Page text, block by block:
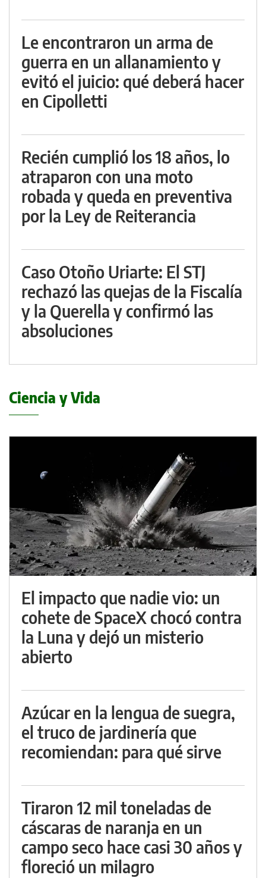
Le encontraron un arma de
guerra en un allanamiento y
evitó el juicio: qué deberá hacer
en Cipolletti
Recién cumplió los 18 años, lo
atraparon con una moto
robada y queda en preventiva
por la Ley de Reiterancia
Caso Otoño Uriarte: El STJ
rechazó las quejas de la Fiscalía
y la Querella y confirmó las
absoluciones
Ciencia y Vida
El impacto que nadie vio: un
cohete de SpaceX chocó contra
la Luna y dejó un misterio
abierto
Azúcar en la lengua de suegra,
el truco de jardinería que
recomiendan: para qué sirve
Tiraron 12 mil toneladas de
cáscaras de naranja en un
campo seco hace casi 30 años y
floreció un milagro